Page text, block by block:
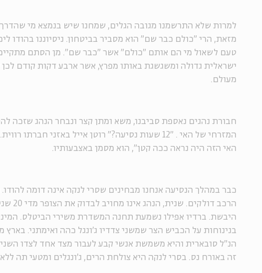
למרות שלא התרשמנו מגובה הגלים, שמחנו שיש בנמצא מי שהדרך
מזאת, הרי "כולם כבר שם" הוא מסביר בביטחון. ניסיוננו בהודו
טעם לשאול מי הם אותם "כולם" אשר "כבר שם". מן הסתם
ישראלית גדולה ומשגשגת באותו מפרץ, אשר ארבע דקות קודם לכן
מעולם.
חבורת נהגים נאספת סביבנו, משא ומתן קצר ונבחר הנהג שזכה
המזרחי של האי . "12 שעות נסיעה?" רוטן אייל באזני חברתו
האי הזה היה נראה ככה קטן", הוא מסמן באצבעותיו.
כבר במהלך הנסיעה אנחנו מבחינים שסרי לנקה אינה דומה
הרכב
היבשת. ברדיו אפילו נשמעת תחנה המשדרת משירי הביטלס.
בנינוחות על הכביש הצר שמשני צדדיו ג'ונגל כהה ואימתני.
הנ"ל סובארית והיא משמשת אנשי קבע לעבור מצד אחד לצדו
זה באורח נס. בסרי לנקה היא צולחת הרים, ג'ונגלים ומטעי תה